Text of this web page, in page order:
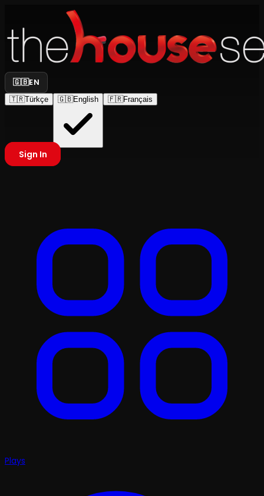
🇬🇧EN
🇹🇷Türkçe 🇬🇧English 🇫🇷Français
Sign In
Plays